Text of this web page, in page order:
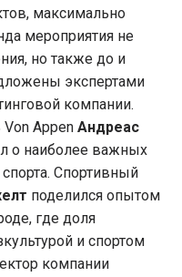
максимально
мероприятия не
но также до и
экспертами
компании.
Appen Андреас
о наиболее важных
Спортивный
поделился опытом
где доля
и спортом
компании